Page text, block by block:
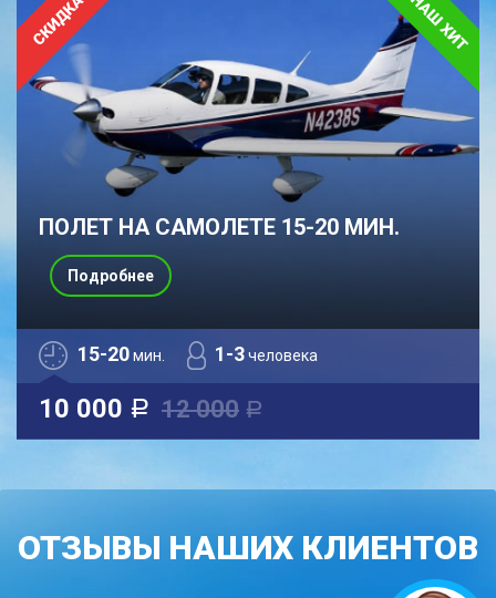
ПОЛЕТ НА САМОЛЕТЕ 15-20 МИН.
15-20мин. 1-3человека
10 000 a 12 000 a
Подробнее
ОТЗЫВЫ НАШИХ КЛИЕНТОВ